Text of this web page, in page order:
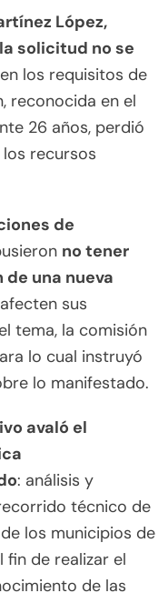
López,
solicitud no se
los requisitos de
reconocida en el
26 años, perdió
recursos
de
no tener
una nueva
sus
tema, la comisión
lo cual instruyó
lo manifestado.
avaló el
: análisis y
técnico de
los municipios de
fin de realizar el
de las